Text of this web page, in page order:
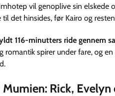
vil genoplive sin elskede
det hinsides, før Kairo og
116-minutters ride gennem
romantik spirer under fare, og
Rick,